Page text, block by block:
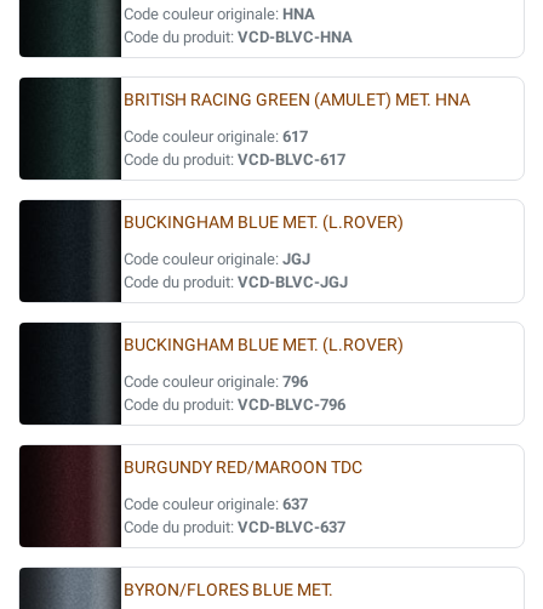
Code couleur originale: HNA
Code du produit: VCD-BLVC-HNA
BRITISH RACING GREEN (AMULET) MET. HNA
Code couleur originale: 617
Code du produit: VCD-BLVC-617
BUCKINGHAM BLUE MET. (L.ROVER)
Code couleur originale: JGJ
Code du produit: VCD-BLVC-JGJ
BUCKINGHAM BLUE MET. (L.ROVER)
Code couleur originale: 796
Code du produit: VCD-BLVC-796
BURGUNDY RED/MAROON TDC
Code couleur originale: 637
Code du produit: VCD-BLVC-637
BYRON/FLORES BLUE MET.